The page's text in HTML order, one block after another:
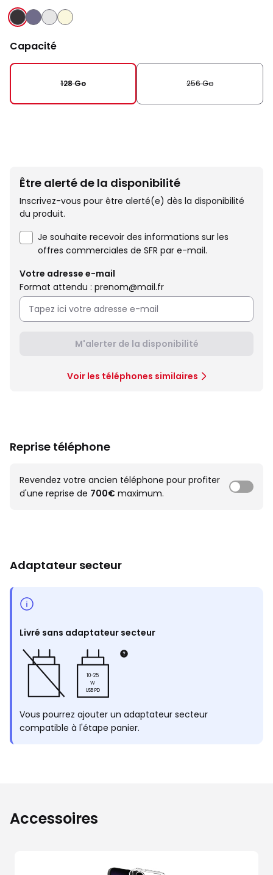
NOIR ARGENT CREME
Capacité
128 Go 256 Go
Être alerté de la disponibilité
Inscrivez-vous pour être alerté(e) dès la disponibilité
du produit.
Je souhaite recevoir des informations sur les
offres commerciales de SFR par e-mail.
Votre adresse e-mail
Format attendu : prenom@mail.fr
M'alerter de la disponibilité
Voir les téléphones similaires
Reprise téléphone
Revendez votre ancien téléphone pour profiter
d'une reprise de 700€ maximum.
Adaptateur secteur
Livré sans adaptateur secteur
10-25
W
USB PD
Vous pourrez ajouter un adaptateur secteur
compatible à l'étape panier.
Accessoires